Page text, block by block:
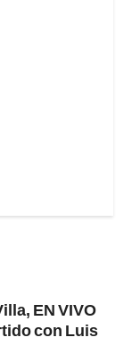
EN VIVO
con Luis